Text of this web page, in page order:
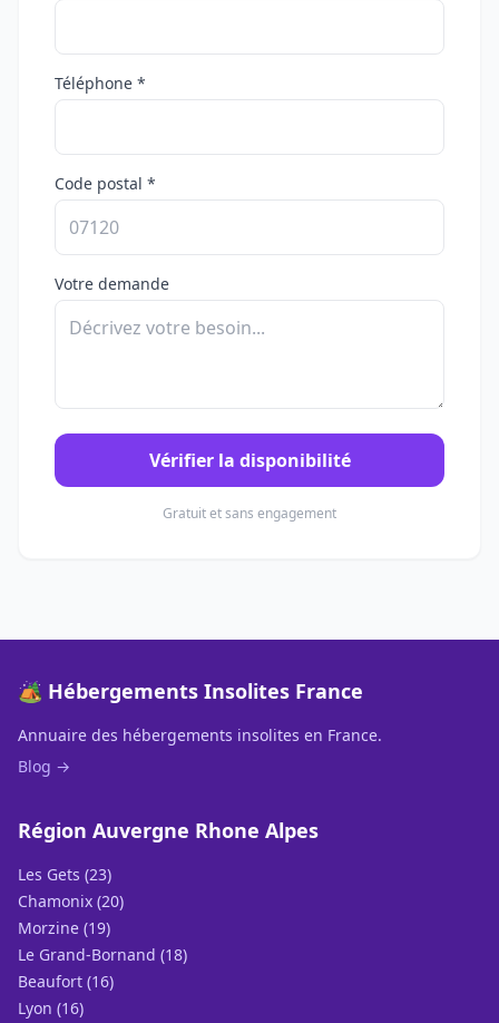
Téléphone *
Code postal *
Votre demande
Vérifier la disponibilité
Gratuit et sans engagement
🏕️ Hébergements Insolites France
Annuaire des hébergements insolites en France.
Blog →
Région Auvergne Rhone Alpes
Les Gets (23)
Chamonix (20)
Morzine (19)
Le Grand-Bornand (18)
Beaufort (16)
Lyon (16)